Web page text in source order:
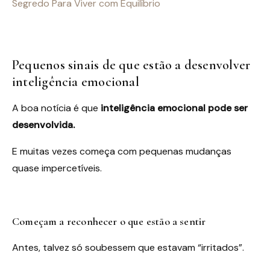
Segredo Para Viver com Equilíbrio
Pequenos sinais de que estão a desenvolver
inteligência emocional
A boa notícia é que inteligência emocional pode ser
desenvolvida.
E muitas vezes começa com pequenas mudanças
quase impercetíveis.
Começam a reconhecer o que estão a sentir
Antes, talvez só soubessem que estavam “irritados”.